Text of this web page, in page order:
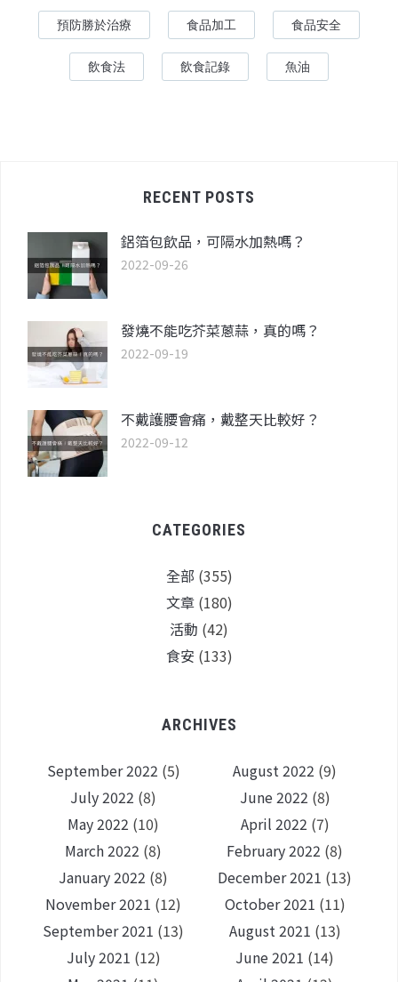
預防勝於治療 食品加工 食品安全
飲食法 飲食記錄 魚油
RECENT POSTS
鋁箔包飲品，可隔水加熱嗎？
2022-09-26
發燒不能吃芥菜蔥蒜，真的嗎？
2022-09-19
不戴護腰會痛，戴整天比較好？
2022-09-12
CATEGORIES
全部 (355)
文章(180)
活動 (42)
食安 (133)
ARCHIVES
September 2022 (5) August 2022 (9)
July 2022 (8) June 2022 (8)
May 2022 (10) April 2022 (7)
March 2022 (8) February 2022 (8)
January 2022 (8) December 2021 (13)
November 2021 (12) October 2021 (11)
September 2021 (13) August 2021 (13)
July 2021 (12) June 2021 (14)